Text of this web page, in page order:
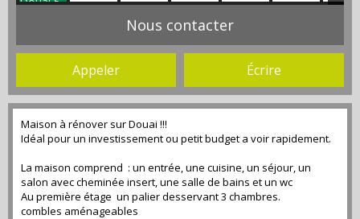
Nous contacter
Appeler Écrire
Maison à rénover sur Douai !!!
Idéal pour un investissement ou petit budget a voir rapidement.
La maison comprend : un entrée, une cuisine, un séjour, un
salon avec cheminée insert, une salle de bains et un wc
Au première étage un palier desservant 3 chambres.
combles aménageables